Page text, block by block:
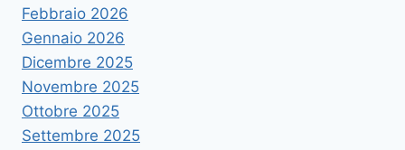
Febbraio 2026
Gennaio 2026
Dicembre 2025
Novembre 2025
Ottobre 2025
Settembre 2025